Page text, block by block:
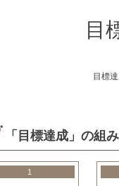
目
目標
「目標達成」の組
1